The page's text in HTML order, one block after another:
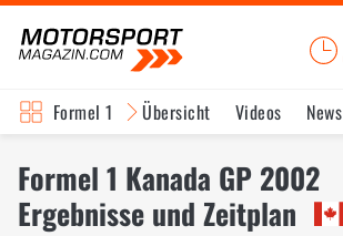
Formel 1 Übersicht Videos News
Formel 1 Kanada GP 2002
Ergebnisse und Zeitplan